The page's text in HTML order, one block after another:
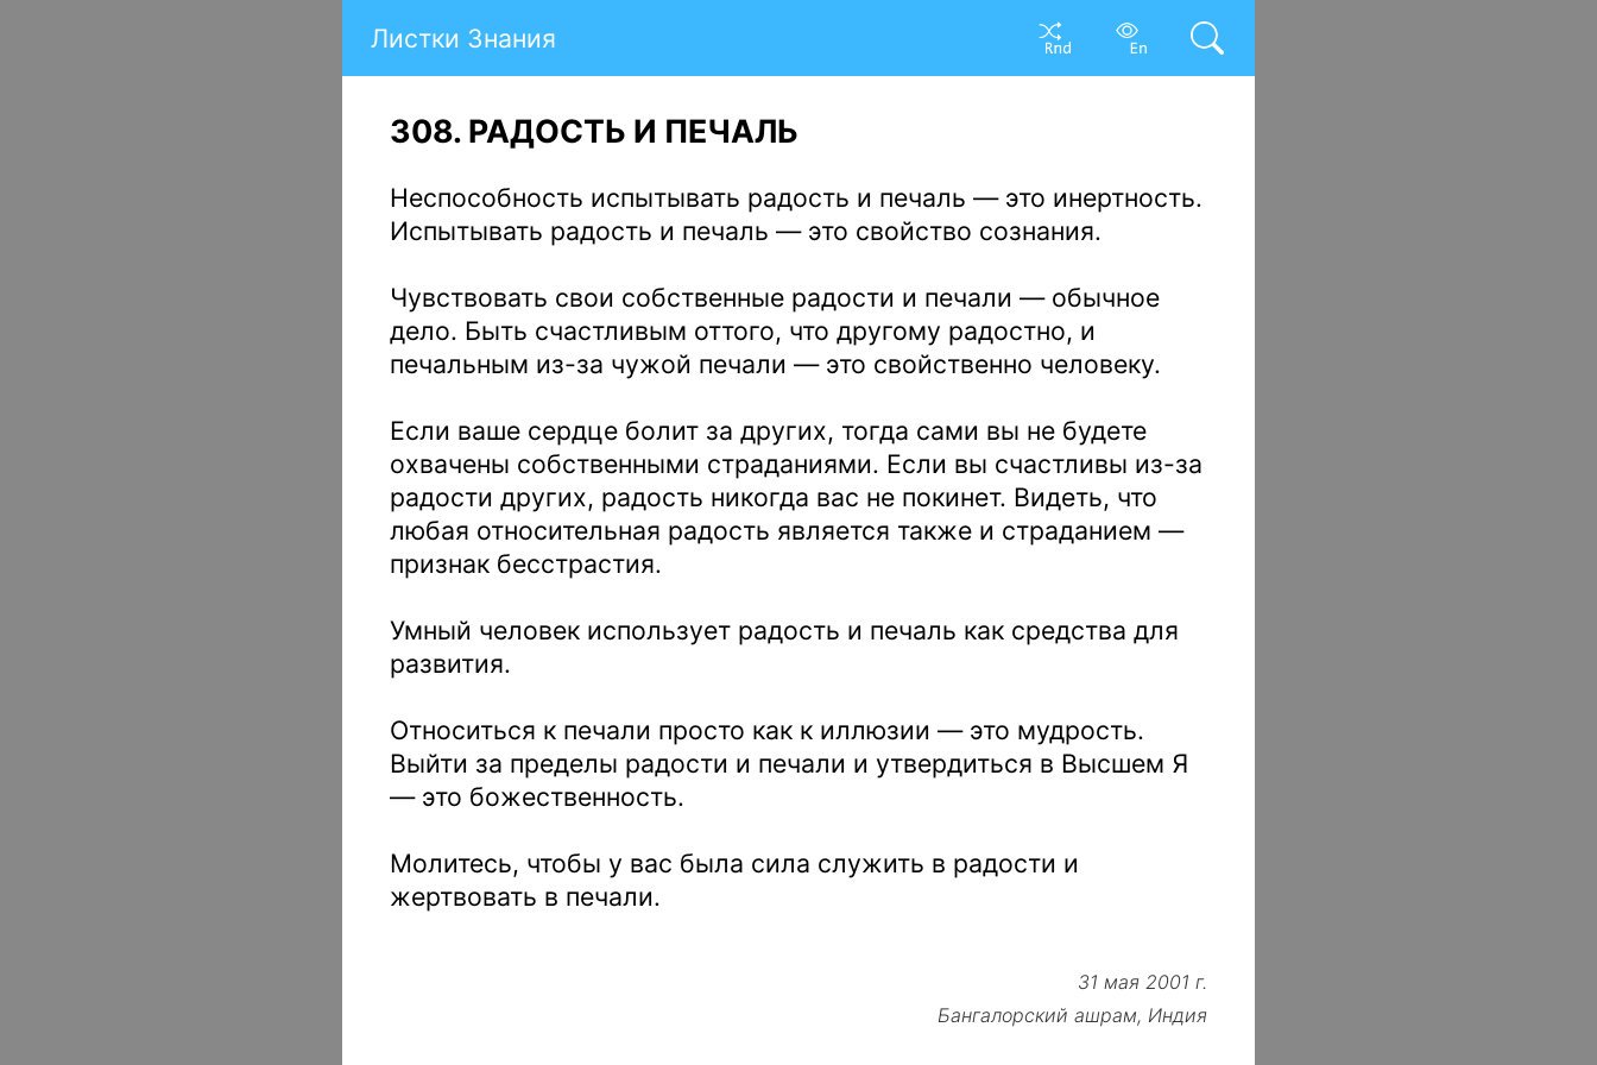
Листки Знания
308. РАДОСТЬ И ПЕЧАЛЬ
Неспособность испытывать радость и печаль — это инертность.
Испытывать радость и печаль — это свойство сознания.
Чувствовать свои собственные радости и печали — обычное
дело. Быть счастливым оттого, что другому радостно, и
печальным из-за чужой печали — это свойственно человеку.
Если ваше сердце болит за других, тогда сами вы не будете
охвачены собственными страданиями. Если вы счастливы из-за
радости других, радость никогда вас не покинет. Видеть, что
любая относительная радость является также и страданием —
признак бесстрастия.
Умный человек использует радость и печаль как средства для
развития.
Относиться к печали просто как к иллюзии — это мудрость.
Выйти за пределы радости и печали и утвердиться в Высшем Я
— это божественность.
Молитесь, чтобы у вас была сила служить в радости и
жертвовать в печали.
31 мая 2001 г.
Бангалорский ашрам, Индия